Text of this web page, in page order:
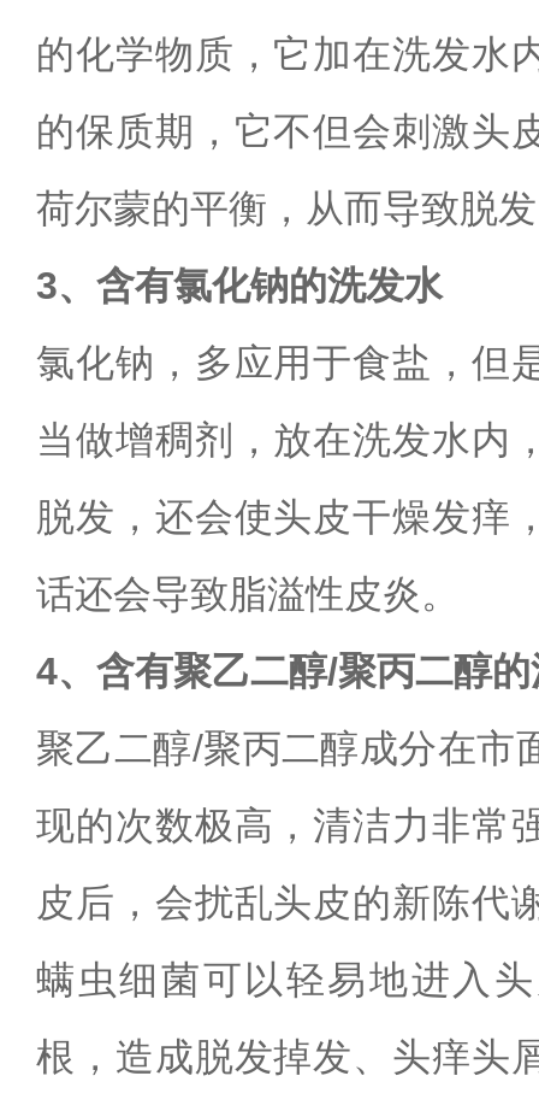
的化学物质，它加在洗发水
的保质期，它不但会刺激头
荷尔蒙的平衡，从而导致脱
3、含有氯化钠的洗发水
氯化钠，多应用于食盐，但
当做增稠剂，放在洗发水内
脱发，还会使头皮干燥发痒
话还会导致脂溢性皮炎。
4、含有聚乙二醇/聚丙二醇
聚乙二醇/聚丙二醇成分在市
现的次数极高，清洁力非常
皮后，会扰乱头皮的新陈代
螨虫细菌可以轻易地进入
根，造成脱发掉发、头痒头